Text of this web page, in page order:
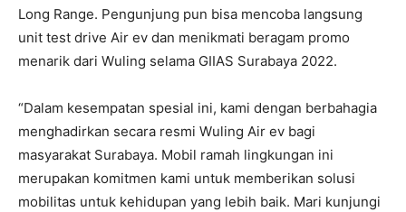
Long Range. Pengunjung pun bisa mencoba langsung
unit test drive Air ev dan menikmati beragam promo
menarik dari Wuling selama GIIAS Surabaya 2022.
“Dalam kesempatan spesial ini, kami dengan berbahagia
menghadirkan secara resmi Wuling Air ev bagi
masyarakat Surabaya. Mobil ramah lingkungan ini
merupakan komitmen kami untuk memberikan solusi
mobilitas untuk kehidupan yang lebih baik. Mari kunjungi